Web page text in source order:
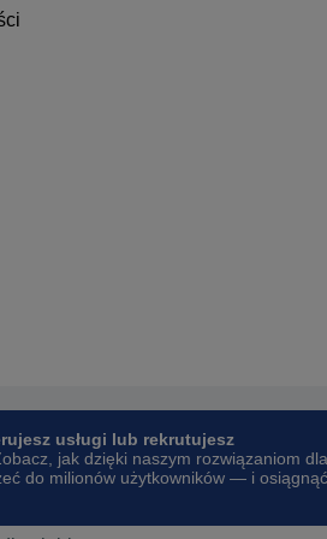
usługi lub rekrutujesz
jak dzięki naszym rozwiązaniom dla
do milionów użytkowników — i osiągnąć